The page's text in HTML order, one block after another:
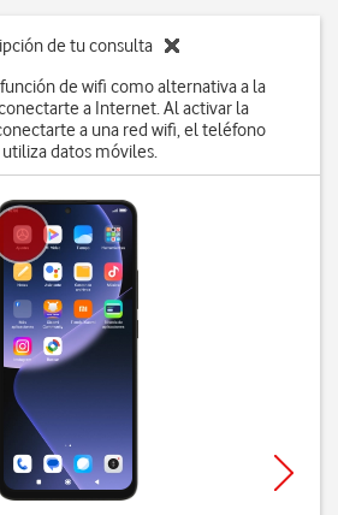
de tu consulta
de wifi como alternativa a la
a Internet. Al activar la
a una red wifi, el teléfono
utiliza datos móviles.